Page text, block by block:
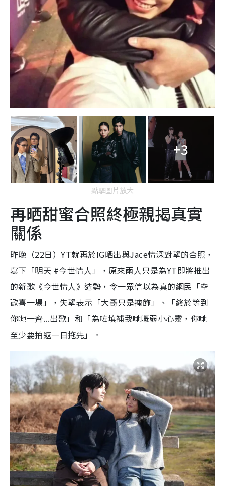
+3
點擊圖片放大
再晒甜蜜合照終極親揭真實
關係
昨晚（22日）YT就再於IG晒出與Jace情深對望的合照，
寫下「明天 #今世情人」，原來兩人只是為YT即將推出
的新歌《今世情人》造勢，令一眾信以為真的網民「空
歡喜一場」，失望表示「大哥只是掩飾」、「終於等到
你哋一齊...出歌」和「為咗填補我哋嘅弱小心靈，你哋
至少要拍返一日拖先」。